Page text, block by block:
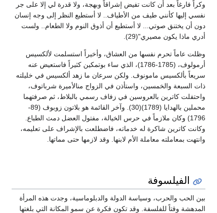
وكراً فارغاً بعد أن كانت تفيض إشراقاً وبهجة، ولا قدرة لي إلا على جر
نفسي إليها كأنني طيف من الأطياف.. لا أستطيع النظر إلى وجه إنسان
دون أن يختنق صوتي... لا أستطيع أن أذوق النوم ولا الطعام.. ولست
أدري ماذا يكون مصيري"(29).
وظلت عاماً تحرم نفسها من العشاق، وأخيراً استسلمت لألكسيس
أرمولوف، (1785-1786)، الذي ساء بوتمكين كثيراً فاستعيض عنه
سريعاً بألكسيس مامونوف. ولكن سرعان ما زهد ألكسيس في خليلته
ذات السبعة والخمسين، واستأذن في الزواج منالأميرة شرباتوف،
واحتفلت كاترين بالعروسين في زفاف رسمي بالبلاط، ثم صرفتهما
محملين بالهدايا (1789)(30). وآخر القائمة هو بلاتون زوبوف (89-
1796) وكان ملازماً في حرس الخيالة، مفتول العضل دمث الطباع.
وكانت كاترين شاكرة له خدماته، فاضطلعت بالإشراف على تعليمه،
وانتهت بمعاملته معاملة الأم لابنها. وقد لازمها حتى مماتها.
الفيلسوفة
بين الحب والحرب، وسياسة الدولة والدبلوماسية، وجدت هذه المرأة
المدهشة وقتاً للفلسفة. وقد تكون فكرة عن سمو المكانة التي بلغتها